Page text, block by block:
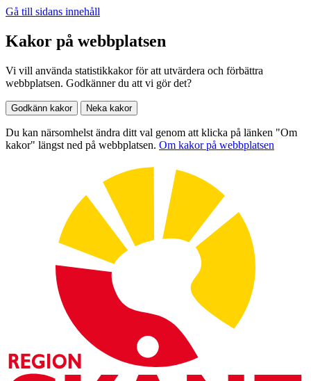
Gå till sidans innehåll
Kakor på webbplatsen
Vi vill använda statistikkakor för att utvärdera och förbättra
webbplatsen. Godkänner du att vi gör det?
Godkänn kakor Neka kakor
Du kan närsomhelst ändra ditt val genom att klicka på länken "Om
kakor" längst ned på webbplatsen. Om kakor på webbplatsen